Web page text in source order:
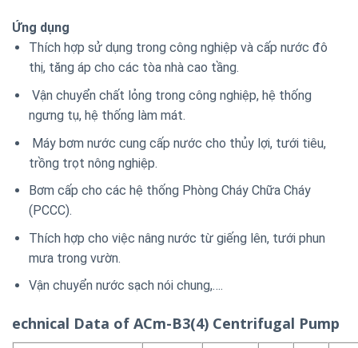
Ứng dụng
Thích hợp sử dụng trong công nghiệp và cấp nước đô
thị, tăng áp cho các tòa nhà cao tầng.
Vận chuyển chất lỏng trong công nghiệp, hệ thống
ngưng tụ, hệ thống làm mát.
Máy bơm nước cung cấp nước cho thủy lợi, tưới tiêu,
trồng trọt nông nghiệp.
Bơm cấp cho các hệ thống Phòng Cháy Chữa Cháy
(PCCC).
Thích hợp cho việc nâng nước từ giếng lên, tưới phun
mưa trong vườn.
Vận chuyển nước sạch nói chung,….
echnical Data of ACm-B3(4) Centrifugal Pump